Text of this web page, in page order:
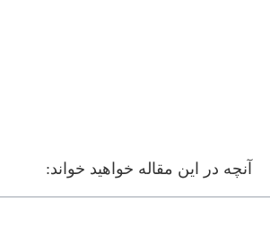
آنچه در این مقاله خواهید خواند: